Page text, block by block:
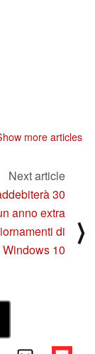
more articles
Next article
30
anno extra
di
10
⟩